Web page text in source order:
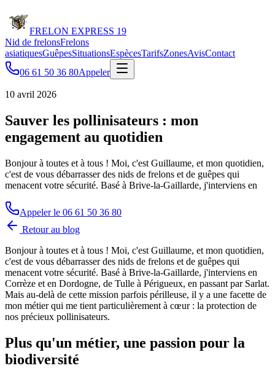
FRELON EXPRESS 19
Nid de frelonsFrelons
asiatiquesGuêpesSituationsEspècesTarifsZonesAvisContact
06 61 50 36 80Appeler
10 avril 2026
Sauver les pollinisateurs : mon
engagement au quotidien
Bonjour à toutes et à tous ! Moi, c'est Guillaume, et mon quotidien,
c'est de vous débarrasser des nids de frelons et de guêpes qui
menacent votre sécurité. Basé à Brive-la-Gaillarde, j'interviens en
Appeler le 06 61 50 36 80
Retour au blog
Bonjour à toutes et à tous ! Moi, c'est Guillaume, et mon quotidien,
c'est de vous débarrasser des nids de frelons et de guêpes qui
menacent votre sécurité. Basé à Brive-la-Gaillarde, j'interviens en
Corrèze et en Dordogne, de Tulle à Périgueux, en passant par Sarlat.
Mais au-delà de cette mission parfois périlleuse, il y a une facette de
mon métier qui me tient particulièrement à cœur : la protection de
nos précieux pollinisateurs.
Plus qu'un métier, une passion pour la
biodiversité